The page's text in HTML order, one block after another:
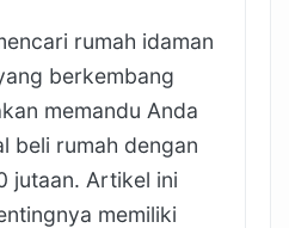
rumah idaman
berkembang
memandu Anda
beli rumah dengan
jutaan. Artikel ini
memiliki